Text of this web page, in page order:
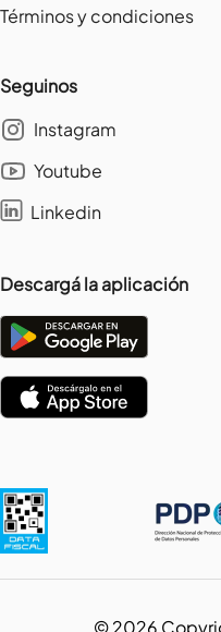
Términos y condiciones
Seguinos
Instagram
Youtube
Linkedin
Descargá la aplicación
©2026